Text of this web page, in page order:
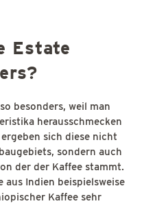
Estate
besonders, weil man
herausschmecken
sich diese nicht
sondern auch
der der Kaffee stammt.
aus Indien beispielsweise
Kaffee sehr